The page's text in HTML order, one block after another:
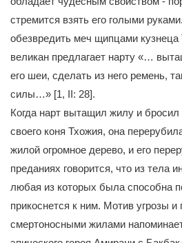
стремится взять его голыми
обезвредить меч щипцами
великан предлагает нарту «…
его шеи, сделать из него ремень,
силы…» [1, II: 28].
Когда нарт вытащил жилу и бросил
своего коня Тхожия, она
жилой огромное дерево, и его
преданиях говорится, что из
любая из которых была способна
прикоснется к ним. Мотив угрозы и
смертоносными жилами